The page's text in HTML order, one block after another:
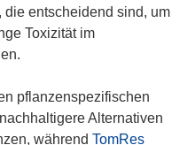
die entscheidend sind, um
Toxizität im
pflanzenspezifischen
Alternativen
während TomRes